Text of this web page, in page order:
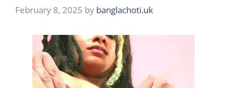
February 8, 2025 by banglachoti.uk